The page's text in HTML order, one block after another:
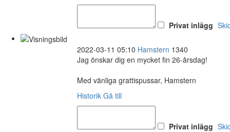
Privat inlägg
2022-03-11 05:10 Hamstern 1340
Jag önskar dig en mycket fin 26-årsdag!
Med vänliga grattispussar, Hamstern
Historik Gå till
Privat inlägg